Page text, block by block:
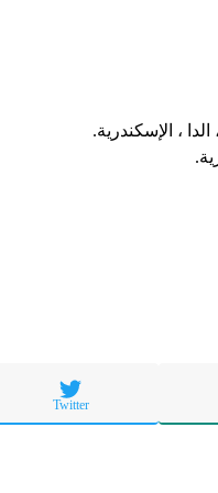
Twitter